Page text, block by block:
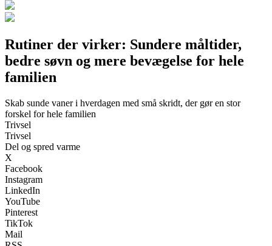
Rutiner der virker: Sundere måltider,
bedre søvn og mere bevægelse for hele
familien
Skab sunde vaner i hverdagen med små skridt, der gør en stor
forskel for hele familien
Trivsel
Trivsel
Del og spred varme
X
Facebook
Instagram
LinkedIn
YouTube
Pinterest
TikTok
Mail